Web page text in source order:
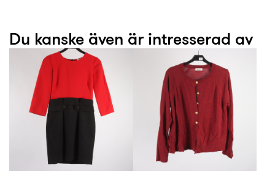
Du kanske även är intresserad av